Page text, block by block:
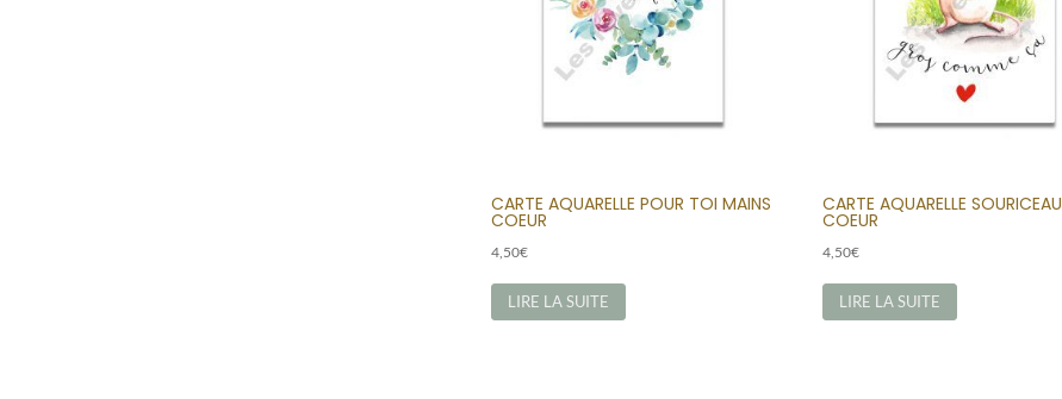
CARTE AQUARELLE POUR TOI MAINS
COEUR
4,50€
LIRE LA SUITE
CARTE AQUARELLE SOURICEAU
COEUR
4,50€
LIRE LA SUITE